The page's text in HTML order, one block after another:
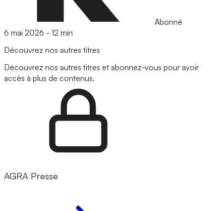
Abonné
6 mai 2026 - 12 min
Découvrez nos autres titres
Découvrez nos autres titres et abonnez-vous pour avoir
accès à plus de contenus.
AGRA Presse